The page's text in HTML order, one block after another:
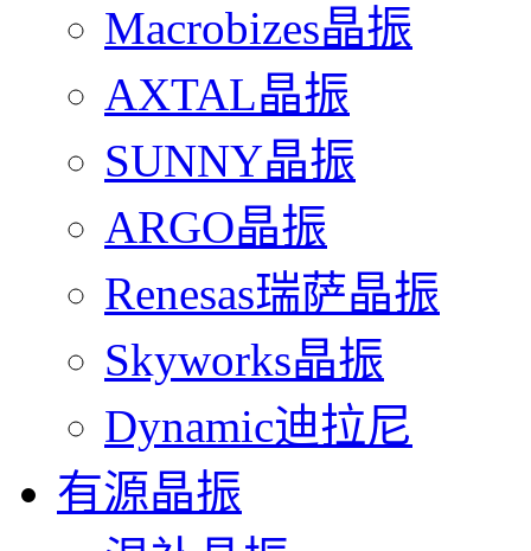
Macrobizes晶振
AXTAL晶振
SUNNY晶振
ARGO晶振
Renesas瑞萨晶振
Skyworks晶振
Dynamic迪拉尼
有源晶振